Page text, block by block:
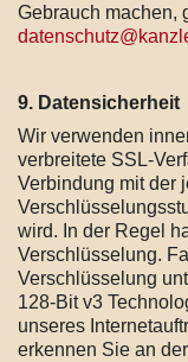
Gebrauch machen,
9. Datensicherheit
Wir verwenden
verbreitete SSL-
Verbindung mit der
wird. In der Regel
Verschlüsselung.
Verschlüsselung
128-Bit v3
unseres
erkennen Sie an